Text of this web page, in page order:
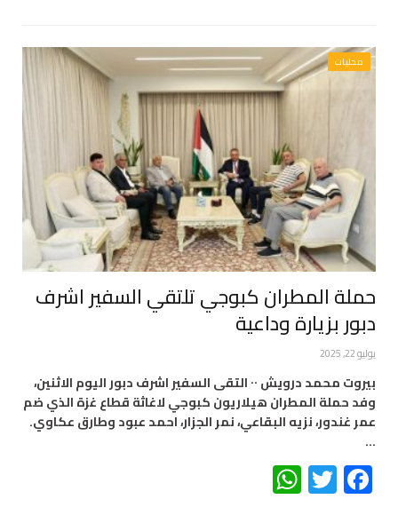
محليات
حملة المطران كبوجي تلتقي السفير اشرف
دبور بزيارة وداعية
يوليو 22, 2025
بيروت محمد درويش ٠٠ التقى السفير اشرف دبور اليوم الاثنين،
وفد حملة المطران هيلاريون كبوجي لاغاثة قطاع غزة الذي ضم
عمر غندور، نزيه البقاعي، نمر الجزار، احمد عبود وطارق عكاوي.
…
Facebook
Twitter